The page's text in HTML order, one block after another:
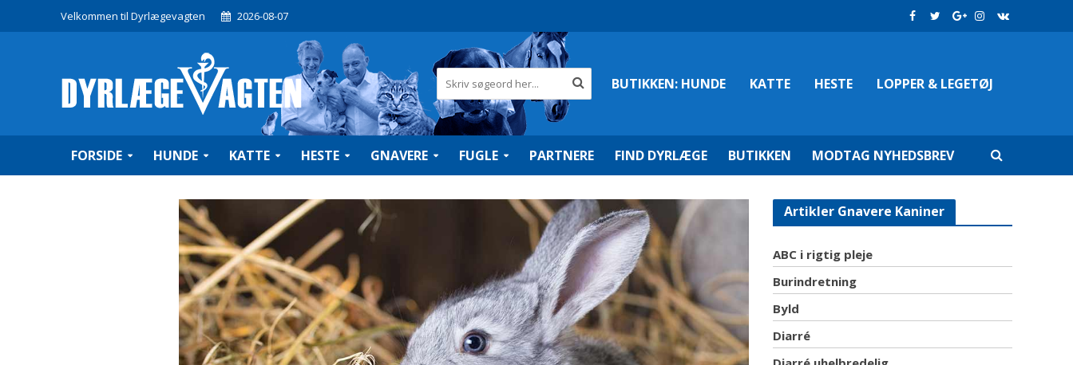
Velkommen til Dyrlægevagten 2026-08-07
BUTIKKEN:HUNDE KATTE HESTE LOPPER & LEGETØJ
FORSIDE HUNDE KATTE HESTE GNAVERE FUGLE PARTNERE FIND DYRLÆGE BUTIKKEN MODTAG NYHEDSBREV
Artikler Gnavere Kaniner
ABC i rigtig pleje
Burindretning
Byld
Diarré